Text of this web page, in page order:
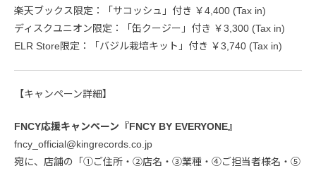
楽天ブックス限定：「サコッシュ」付き ￥4,400 (Tax in)
ディスクユニオン限定：「缶クージー」付き ￥3,300 (Tax in)
ELR Store限定：「バジル栽培キット」付き ￥3,740 (Tax in)
【キャンペーン詳細】
FNCY応援キャンペーン『FNCY BY EVERYONE』
fncy_official@kingrecords.co.jp
宛に、店舗の「①ご住所・②店名・③業種・④ご担当者様名・⑤